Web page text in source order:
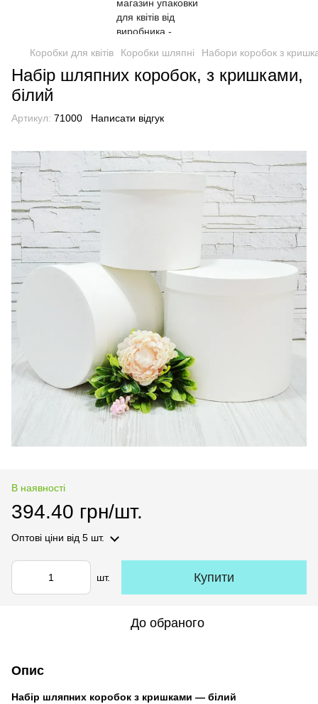
Коробки для квітів Коробки шляпні Набори коробок з
Набір шляпних коробок, з кришками,
білий
Артикул: 71000 Написати відгук
В наявності
394.40 грн/шт.
Оптові ціни від 5 шт.
шт. Купити
До обраного
Опис
Набір шляпних коробок з кришками — білий